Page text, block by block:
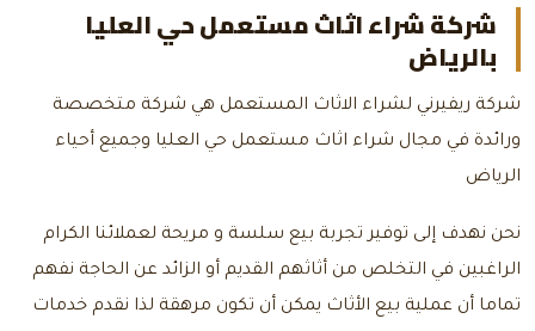
شركة شراء اثاث مستعمل حي العليا
بالرياض
شركة ريفيرني لشراء الاثاث المستعمل هي شركة متخصصة
ورائدة في مجال شراء اثاث مستعمل حي العليا وجميع أحياء
الرياض
نحن نهدف إلى توفير تجربة بيع سلسة و مريحة لعملائنا الكرام
الراغبين في التخلص من أثاثهم القديم أو الزائد عن الحاجة نفهم
تماما أن عملية بيع الأثاث يمكن أن تكون مرهقة لذا نقدم خدمات